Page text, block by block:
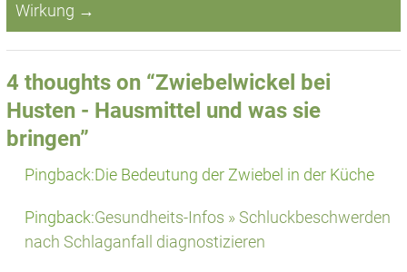
Wirkung →
4 thoughts on “Zwiebelwickel bei
Husten - Hausmittel und was sie
bringen”
Pingback:Die Bedeutung der Zwiebel in der Küche
Pingback:Gesundheits-Infos » Schluckbeschwerden
nach Schlaganfall diagnostizieren